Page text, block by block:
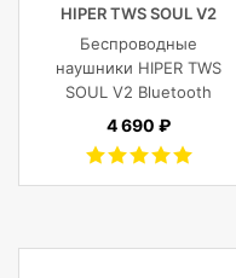
HIPER TWS SOUL V2
Bluetooth 5.0 гарнитура Li-
Pol 2x43mAh+380mAh,
черный
Беспроводные
наушники HIPER TWS
SOUL V2 Bluetooth
5.0 гарнитура Li-Pol
Черный
4 690 ₽